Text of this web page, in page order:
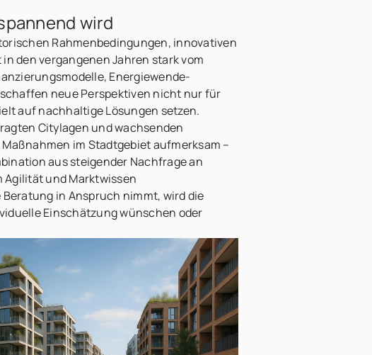
wird
Rahmenbedingungen, innovativen
den vergangenen Jahren stark vom
Energiewende-
neue Perspektiven nicht nur für
auf nachhaltige Lösungen setzen.
Citylagen und wachsenden
im Stadtgebiet aufmerksam –
aus steigender Nachfrage an
Agilität und Marktwissen
in Anspruch nimmt, wird die
Einschätzung wünschen oder